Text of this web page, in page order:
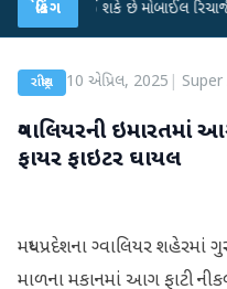
બ્રેકિંગ
મોંઘું થઈ શકે છે મોબાઈલ રિચાર્જ અને
રાષ્ટ્રીય 10 એપ્રિલ, 2025
ગ્વાલિયરની ઇમારતમાં
ફાયર ફાઇટર ઘાયલ
મધ્યપ્રદેશના ગ્વાલિયર શહેરમાં
માળના મકાનમાં આગ ફાટી